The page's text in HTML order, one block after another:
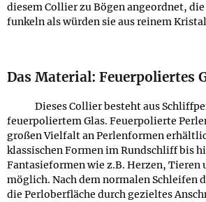
diesem Collier zu Bögen angeordnet,
funkeln als würden sie aus reinem
Das Material: Feuerpoliertes
Dieses Collier besteht aus
feuerpoliertem Glas. Feuerpolierte
großen Vielfalt an Perlenformen
klassischen Formen im Rundschliff bis
Fantasieformen wie z.B. Herzen, Tieren
möglich. Nach dem normalen Schleifen
die Perloberfläche durch gezieltes